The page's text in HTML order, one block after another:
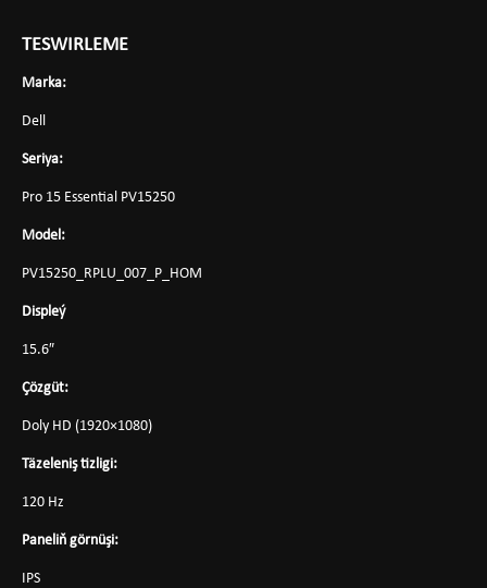
TESWIRLEME
Marka:
Dell
Seriya:
Pro 15 Essential PV15250
Model:
PV15250_RPLU_007_P_HOM
Displeý
15.6″
Çözgüt:
Doly HD (1920×1080)
Täzeleniş tizligi:
120 Hz
Paneliň görnüşi:
IPS